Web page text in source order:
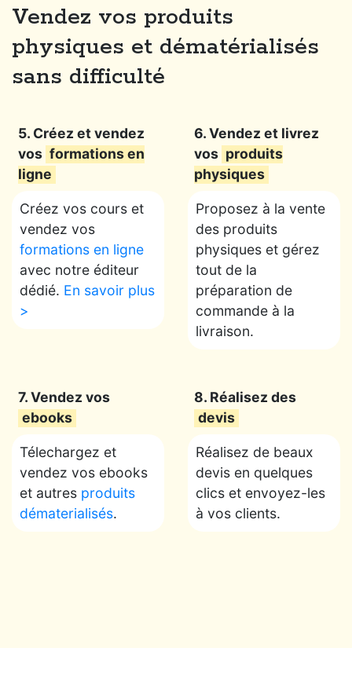
Vendez vos produits
physiques et dématérialisés
sans difficulté
5. Créez et vendez
vos formations en
ligne
Créez vos cours et
vendez vos
formations en ligne
avec notre éditeur
dédié. En savoir plus
>
6. Vendez et livrez
vos produits
physiques
Proposez à la vente
des produits
physiques et gérez
tout de la
préparation de
commande à la
livraison.
7. Vendez vos
ebooks
Télechargez et
vendez vos ebooks
et autres produits
dématerialisés.
8. Réalisez des
devis
Réalisez de beaux
devis en quelques
clics et envoyez-les
à vos clients.